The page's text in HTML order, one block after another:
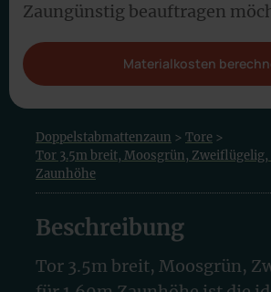
Zaungünstig beauftragen
Materialkosten
Doppelstabmattenzaun > Tore >
Tor 3.5m breit, Moosgrün, Zweiflügelig,
Zaunhöhe
Beschreibung
Tor 3.5m breit, Moosgrün,